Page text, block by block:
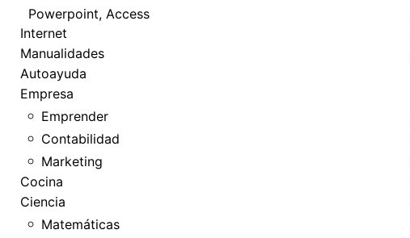
Powerpoint, Access
Internet
Manualidades
Autoayuda
Empresa
Emprender
Contabilidad
Marketing
Cocina
Ciencia
Matemáticas